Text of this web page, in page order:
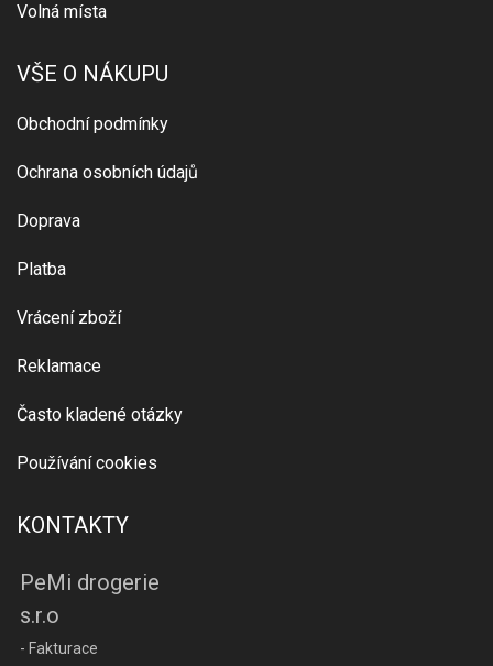
Volná místa
VŠE O NÁKUPU
Obchodní podmínky
Ochrana osobních údajů
Doprava
Platba
Vrácení zboží
Reklamace
Často kladené otázky
Používání cookies
KONTAKTY
PeMi drogerie
s.r.o
- Fakturace